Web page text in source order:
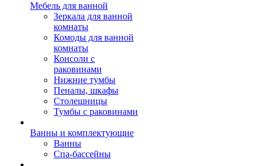
Мебель для ванной
Зеркала для ванной
комнаты
Комоды для ванной
комнаты
Консоли с
раковинами
Нижние тумбы
Пеналы, шкафы
Столешницы
Тумбы с раковинами
Ванны и комплектующие
Ванны
Спа-бассейны